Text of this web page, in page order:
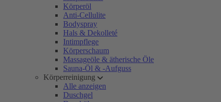
Körperöl
Anti-Cellulite
Bodyspray
Hals & Dekolleté
Intimpflege
Körperschaum
Massageöle & ätherische Öle
Sauna-Öl & -Aufguss
Körperreinigung
Alle anzeigen
Duschgel